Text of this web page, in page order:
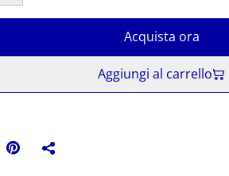
Acquista ora
Aggiungi al carrello